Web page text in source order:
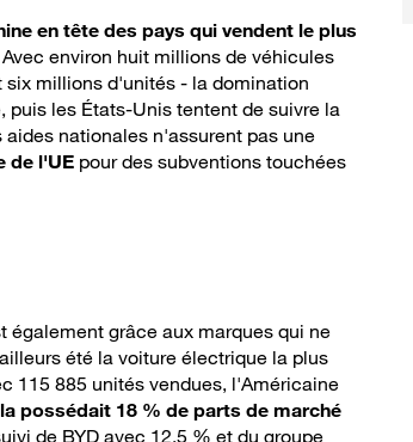
en tête des pays qui vendent le plus
Avec environ huit millions de véhicules
millions d'unités - la domination
puis les États-Unis tentent de suivre la
nationales n'assurent pas une
de l'UE pour des subventions touchées
grâce aux marques qui ne
été la voiture électrique la plus
115 885 unités vendues, l'Américaine
possédait 18 % de parts de marché
de BYD avec 12,5 % et du groupe